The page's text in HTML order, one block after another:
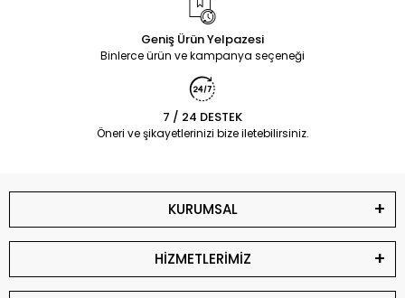
Geniş Ürün Yelpazesi
Binlerce ürün ve kampanya seçeneği
7 / 24 DESTEK
Öneri ve şikayetlerinizi bize iletebilirsiniz.
KURUMSAL
HİZMETLERİMİZ